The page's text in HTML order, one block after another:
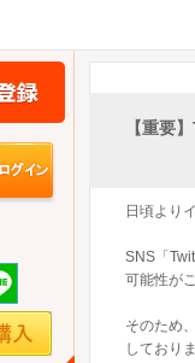
【重要
日頃より
SNS「
可能性が
そのため
しておりま